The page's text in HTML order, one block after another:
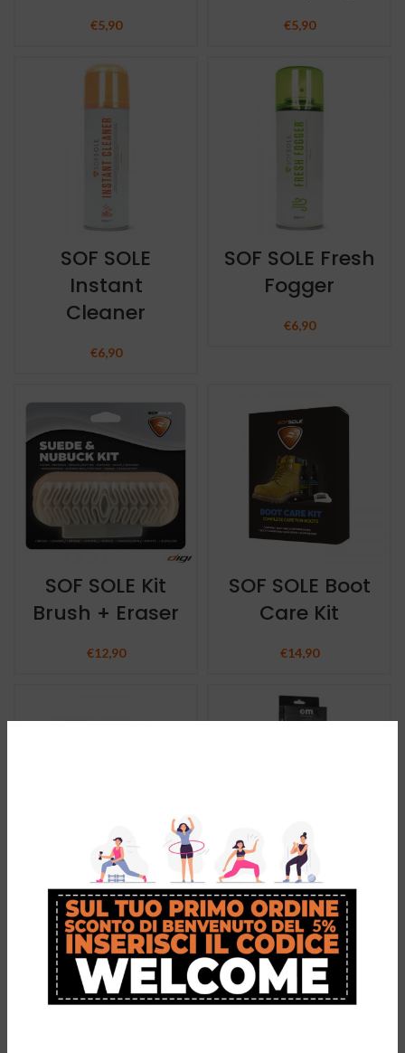
€5,90 €5,90
SOF SOLE
Instant
Cleaner
€6,90
SOF SOLE Fresh
Fogger
€6,90
SOF SOLE Kit
Brush + Eraser
€12,90
SOF SOLE Boot
Care Kit
€14,90
Powergel Heel
Spur Pad:
sollievo
efficace per
tallonite e
OM Sneaker
Insole
€26,90